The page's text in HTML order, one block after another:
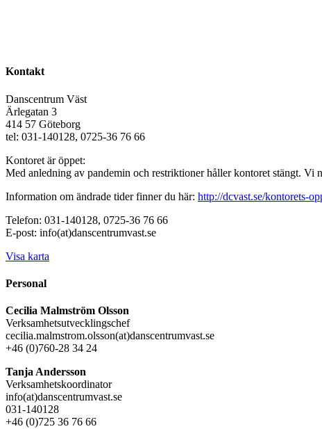
Kontakt
Danscentrum Väst
Ärlegatan 3
414 57 Göteborg
tel: 031-140128, 0725-36 76 66
Kontoret är öppet:
Med anledning av pandemin och restriktioner håller kontoret stängt. Vi
Information om ändrade tider finner du här: http://dcvast.se/kontorets-
Telefon: 031-140128, 0725-36 76 66
E-post: info(at)danscentrumvast.se
Visa karta
Personal
Cecilia Malmström Olsson
Verksamhetsutvecklingschef
cecilia.malmstrom.olsson(at)danscentrumvast.se
+46 (0)760-28 34 24
Tanja Andersson
Verksamhetskoordinator
info(at)danscentrumvast.se
031-140128
+46 (0)725 36 76 66